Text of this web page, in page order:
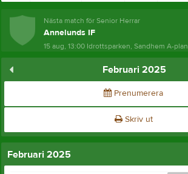
Nästa match för Senior Herrar
Annelunds IF
15 aug, 13:00 Idrottsparken, Sandhem A-plan
Februari 2025
Prenumerera
Skriv ut
Februari 2025